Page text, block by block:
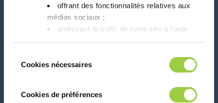
offrant des fonctionnalités relatives aux
médias sociaux ; ​
analysant le trafic de notre site à l’aide
des cookies.​
refuser ou de les paramétrer.​ Pas de
panique, vous pourrez également modifier à
tout moment vos choix dans l'onglet Gérer
les cookies.​ ​ ​
duCookies nécessaires
Cookies de préférences
Suivez-nous sur: